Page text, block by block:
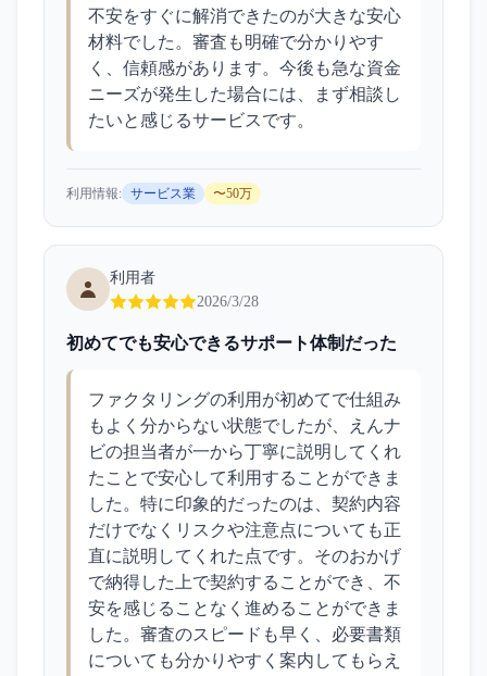
不安をすぐに解消できたのが大きな安心
材料でした。審査も明確で分かりやす
く、信頼感があります。今後も急な資金
ニーズが発生した場合には、まず相談し
たいと感じるサービスです。
利用情報: サービス業 〜50万
利用者
2026/3/28
初めてでも安心できるサポート体制だった
ファクタリングの利用が初めてで仕組み
もよく分からない状態でしたが、えんナ
ビの担当者が一から丁寧に説明してくれ
たことで安心して利用することができま
した。特に印象的だったのは、契約内容
だけでなくリスクや注意点についても正
直に説明してくれた点です。そのおかげ
で納得した上で契約することができ、不
安を感じることなく進めることができま
した。審査のスピードも早く、必要書類
についても分かりやすく案内してもらえ